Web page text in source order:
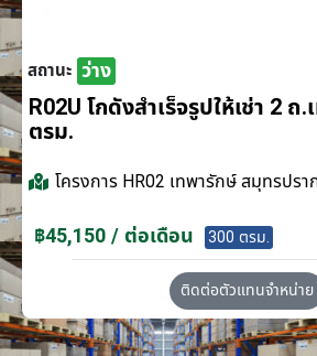
สถานะ ว่าง
R02U โกดังสำเร็จรูปให้เช่า 2
ตรม.
โครงการ HR02 เทพารักษ์ สมุทรปรา
฿45,150 / ต่อเดือน 300 ตรม.
ติดต่อตัวแทนจำหน่าย